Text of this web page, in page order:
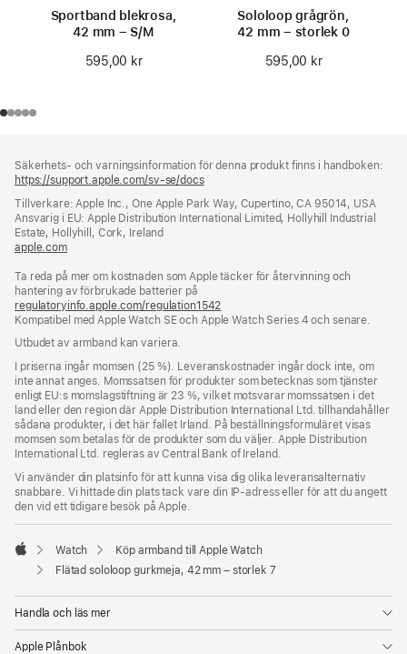
Sportband blekrosa,
42 mm – S/M
595,00 kr
Sololoop grågrön,
42 mm – storlek 0
595,00 kr
Säkerhets- och varningsinformation för denna produkt finns i handboken:
https://support.apple.com/sv-se/docs(öppnas
ett
nytt
Tillverkare: Apple Inc., One Apple Park Way, Cupertino, CA 95014, USA
Ansvarig i EU: Apple Distribution International Limited, Hollyhill Industrial
Estate, Hollyhill, Cork, Ireland
apple.com(öppnas
ett
nytt
fönster)
Ta reda på mer om kostnaden som Apple täcker för återvinning och
hantering av förbrukade batterier på
regulatoryinfo.apple.com/regulation1542
i
fönster)
Kompatibel med Apple Watch SE och Apple Watch Series 4 och senare.
Utbudet av armband kan variera.
I priserna ingår momsen (25 %). Leveranskostnader ingår dock inte, om
inte annat anges. Momssatsen för produkter som betecknas som tjänster
enligt EU:s momslagstiftning är 23 %, vilket motsvarar momssatsen i det
land eller den region där Apple Distribution International Ltd. tillhandahåller
sådana produkter, i det här fallet Irland. På beställningsformuläret visas
momsen som betalas för de produkter som du väljer. Apple Distribution
International Ltd. regleras av Central Bank of Ireland.
Vi använder din platsinfo för att kunna visa dig olika leveransalternativ
snabbare. Vi hittade din plats tack vare din IP-adress eller för att du angett
den vid ett tidigare besök på Apple.
Apple
Watch
Köp armband till Apple Watch
Flätad sololoop gurkmeja, 42 mm – storlek 7
Handla och läs mer
Apple Plånbok